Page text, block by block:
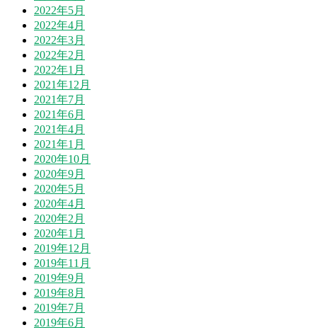
2022年5月
2022年4月
2022年3月
2022年2月
2022年1月
2021年12月
2021年7月
2021年6月
2021年4月
2021年1月
2020年10月
2020年9月
2020年5月
2020年4月
2020年2月
2020年1月
2019年12月
2019年11月
2019年9月
2019年8月
2019年7月
2019年6月